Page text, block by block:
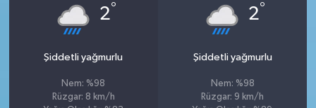
2°
Şiddetli yağmurlu
Nem: %98
Rüzgar: 8 km/h
2°
Şiddetli yağmurlu
Nem: %98
Rüzgar: 9 km/h